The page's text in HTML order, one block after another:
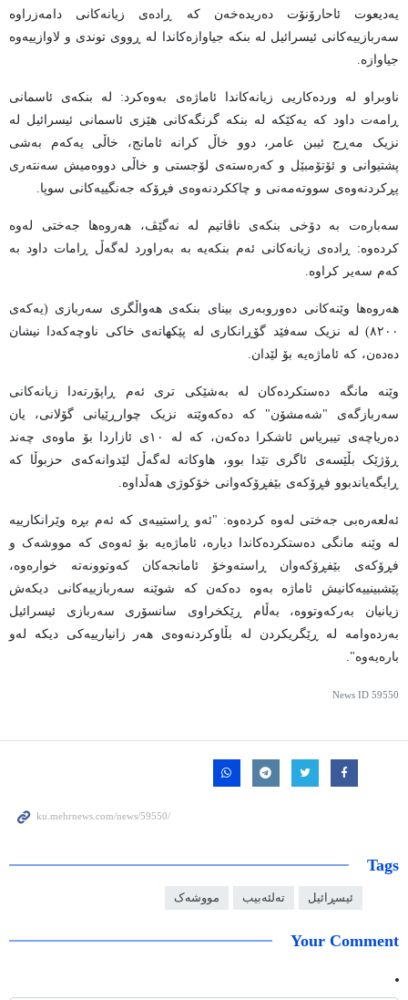
یەدیعوت ئاحارۆنۆت دەریدەخەن کە ڕادەی زیانەکانی دامەزراوە
سەربازییەکانی ئیسرائیل لە بنکە جیاوازەکاندا لە ڕووی توندی و لاوازییەوە
جیاوازە.
ناوبراو لە وردەکاریی زیانەکاندا ئاماژەی بەوەکرد: لە بنکەی ئاسمانی
ڕامەت داود کە یەکێکە لە بنکە گرنگەکانی هێزی ئاسمانی ئیسرائیل لە
نزیک مەڕج ئیبن عامر، دوو خاڵ کرانە ئامانج، خاڵی یەکەم بەشی
پشتیوانی و ئۆتۆمبێل و کەرەستەی لۆجستی و خاڵی دووەمیش سەنتەری
پڕکردنەوەی سووتەمەنی و چاککردنەوەی فڕۆکە جەنگییەکانی سوپا.
سەبارەت بە دۆخی بنکەی ناڤاتیم لە نەگێڤ، هەروەها جەختی لەوە
کردەوە: ڕادەی زیانەکانی ئەم بنکەیە بە بەراورد لەگەڵ ڕامات داود بە
کەم سەیر کراوە.
هەروەها وێنەکانی دەوروبەری بینای بنکەی هەواڵگری سەربازی (یەکەی
٨٢٠٠) لە نزیک سەفێد گۆڕانکاری لە پێکهاتەی خاکی ناوچەکەدا نیشان
دەدەن، کە ئاماژەیە بۆ لێدان.
وێنە مانگە دەستکردەکان لە بەشێکی تری ئەم ڕاپۆرتەدا زیانەکانی
سەربازگەی "شەمشۆن" کە دەکەوێتە نزیک چوارڕێیانی گۆلانی، یان
دەریاچەی تیبریاس ئاشکرا دەکەن، کە لە ١٠ی ئازاردا بۆ ماوەی چەند
ڕۆژێک بڵێسەی ئاگری تێدا بوو، هاوکاتە لەگەڵ لێدوانەکەی حزبوڵا کە
ڕایگەیاندبوو فڕۆکەی بێفڕۆکەوانی خۆکوژی هەڵداوە.
ئەلعەرەبی جەختی لەوە کردەوە: "ئەو ڕاستییەی کە ئەم بڕە وێرانکارییە
لە وێنە مانگی دەستکردەکاندا دیارە، ئاماژەیە بۆ ئەوەی کە مووشەک و
فڕۆکەی بێفڕۆکەوان ڕاستەوخۆ ئامانجەکان کەوتوونەتە خوارەوە،
پێشبینییەکانیش ئاماژە بەوە دەکەن کە شوێنە سەربازییەکانی دیکەش
زیانیان بەرکەوتووە، بەڵام ڕێکخراوی سانسۆری سەربازی ئیسرائیل
بەردەوامە لە ڕێگریکردن لە بڵاوکردنەوەی هەر زانیارییەکی دیکە لەو
بارەیەوە".
News ID 59550
Tags
ئیسڕائیل تەلئەبیب مووشەک
Your Comment